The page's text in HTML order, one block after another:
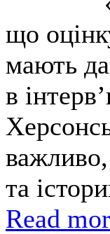
що
мають
в
та
Read